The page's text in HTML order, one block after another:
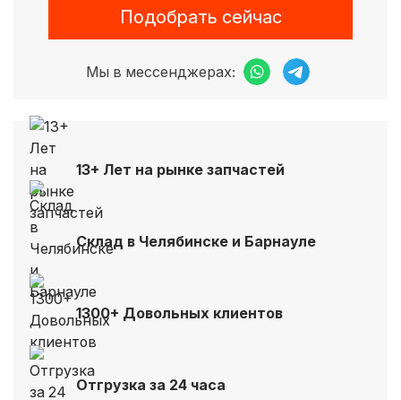
Подобрать сейчас
Мы в мессенджерах:
13+ Лет на рынке запчастей
Склад в Челябинске и Барнауле
1300+ Довольных клиентов
Отгрузка за 24 часа